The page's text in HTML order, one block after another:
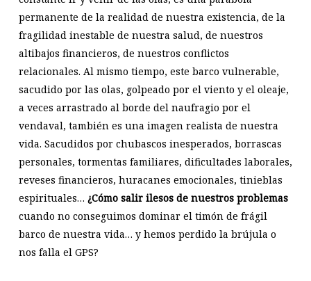
permanente de la realidad de nuestra existencia, de la
fragilidad inestable de nuestra salud, de nuestros
altibajos financieros, de nuestros conflictos
relacionales. Al mismo tiempo, este barco vulnerable,
sacudido por las olas, golpeado por el viento y el oleaje,
a veces arrastrado al borde del naufragio por el
vendaval, también es una imagen realista de nuestra
vida. Sacudidos por chubascos inesperados, borrascas
personales, tormentas familiares, dificultades laborales,
reveses financieros, huracanes emocionales, tinieblas
espirituales… ¿Cómo salir ilesos de nuestros problemas
cuando no conseguimos dominar el timón de frágil
barco de nuestra vida… y hemos perdido la brújula o
nos falla el GPS?